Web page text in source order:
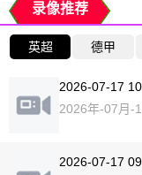
录像推荐
英超 德甲
2026-07-17
2026年-07月-
2026-07-17